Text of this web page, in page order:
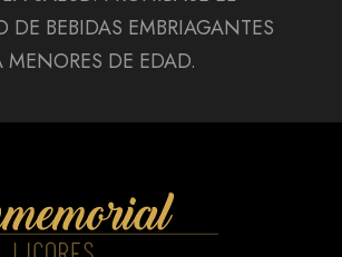
DE BEBIDAS EMBRIAGANTES
MENORES DE EDAD.